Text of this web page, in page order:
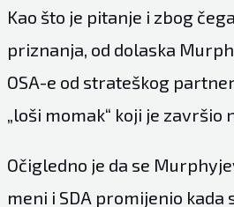
Kao što je pitanje i zbog
priznanja, od dolaska
OSA-e od strateškog
„loši momak“ koji je završio
Očigledno je da se
meni i SDA promijenio kada